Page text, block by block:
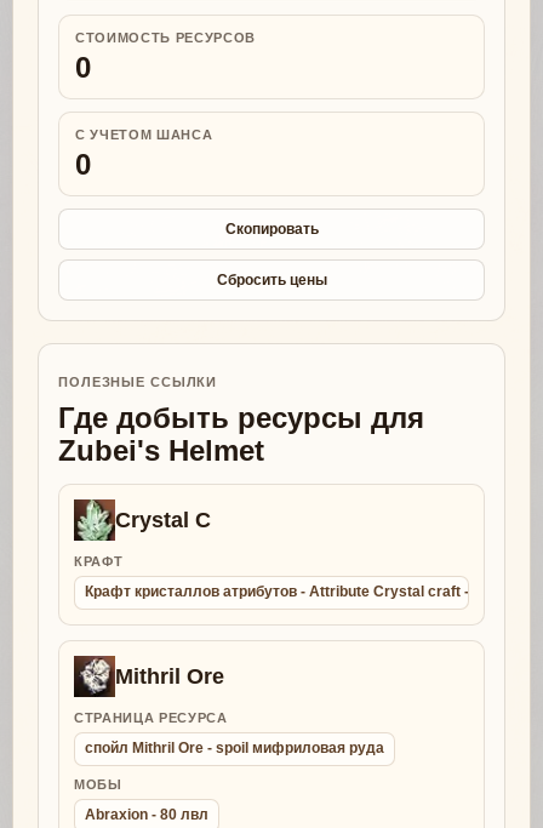
СТОИМОСТЬ РЕСУРСОВ
0
С УЧЕТОМ ШАНСА
0
Скопировать
Сбросить цены
ПОЛЕЗНЫЕ ССЫЛКИ
Где добыть ресурсы для
Zubei's Helmet
Crystal C
КРАФТ
Крафт кристаллов атрибутов - Attribute Crystal craft -
Mithril Ore
СТРАНИЦА РЕСУРСА
спойл Mithril Ore - spoil мифриловая руда
МОБЫ
Abraxion - 80 лвл